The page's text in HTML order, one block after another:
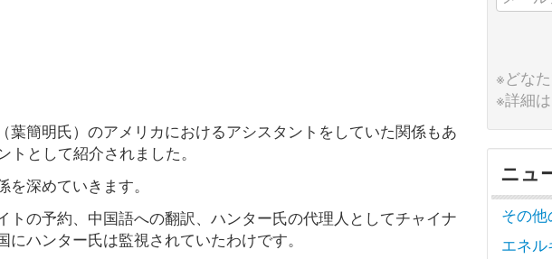
簡明氏）のアメリカにおけるアシスタントをしていた関係もあ
として紹介されました。
深めていきます。
の予約、中国語への翻訳、ハンター氏の代理人としてチャイナ
ハンター氏は監視されていたわけです。
※どな
※詳細は
ニュ
その
エネ